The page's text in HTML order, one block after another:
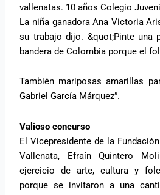
vallenatas. 10 años Colegio
La niña ganadora Ana Victoria
su trabajo dijo. &quot;Pinte una
bandera de Colombia porque el
También mariposas amarillas
Gabriel García Márquez”.
Valioso concurso
El Vicepresidente de la
Vallenata, Efraín Quintero
ejercicio de arte, cultura y
porque se invitaron a una